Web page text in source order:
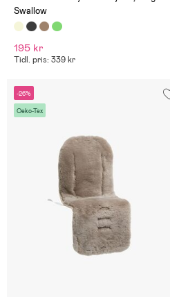
Swallow
195 kr
Tidl. pris: 339 kr
-26%
Oeko-Tex